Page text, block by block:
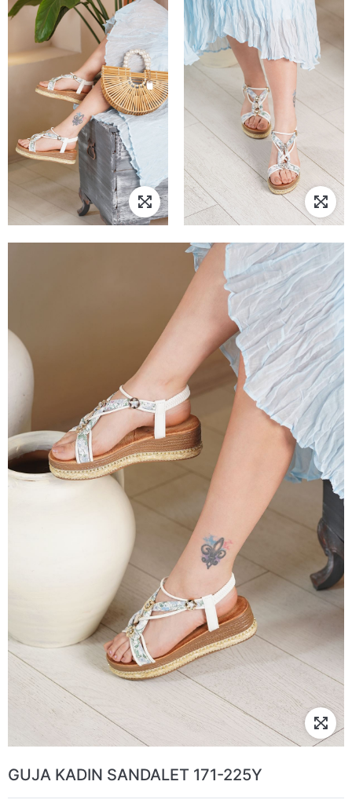
GUJA KADIN SANDALET 171-225Y